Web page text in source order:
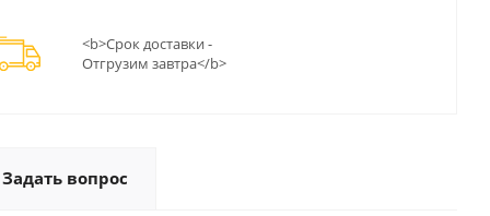
<b>Срок доставки -
Отгрузим завтра</b>
Задать вопрос